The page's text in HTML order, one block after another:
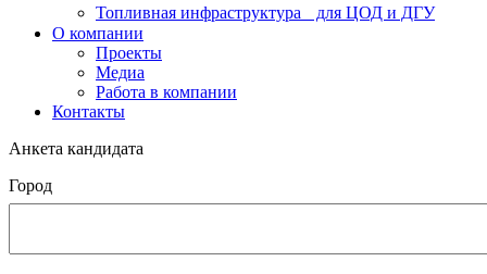
Топливная инфраструктура для ЦОД и ДГУ
О компании
Проекты
Медиа
Работа в компании
Контакты
Анкета кандидата
Город